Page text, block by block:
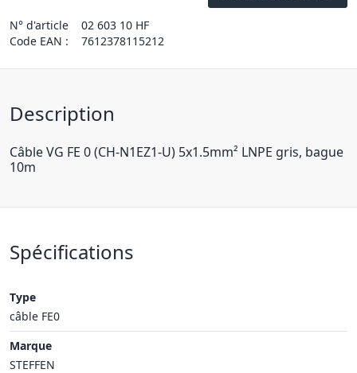
N° d'article
02 603 10 HF
Code EAN :
7612378115212
Description
Câble VG FE 0 (CH-N1EZ1-U) 5x1.5mm² LNPE gris, bague
10m
Spécifications
Type
câble FE0
Marque
STEFFEN